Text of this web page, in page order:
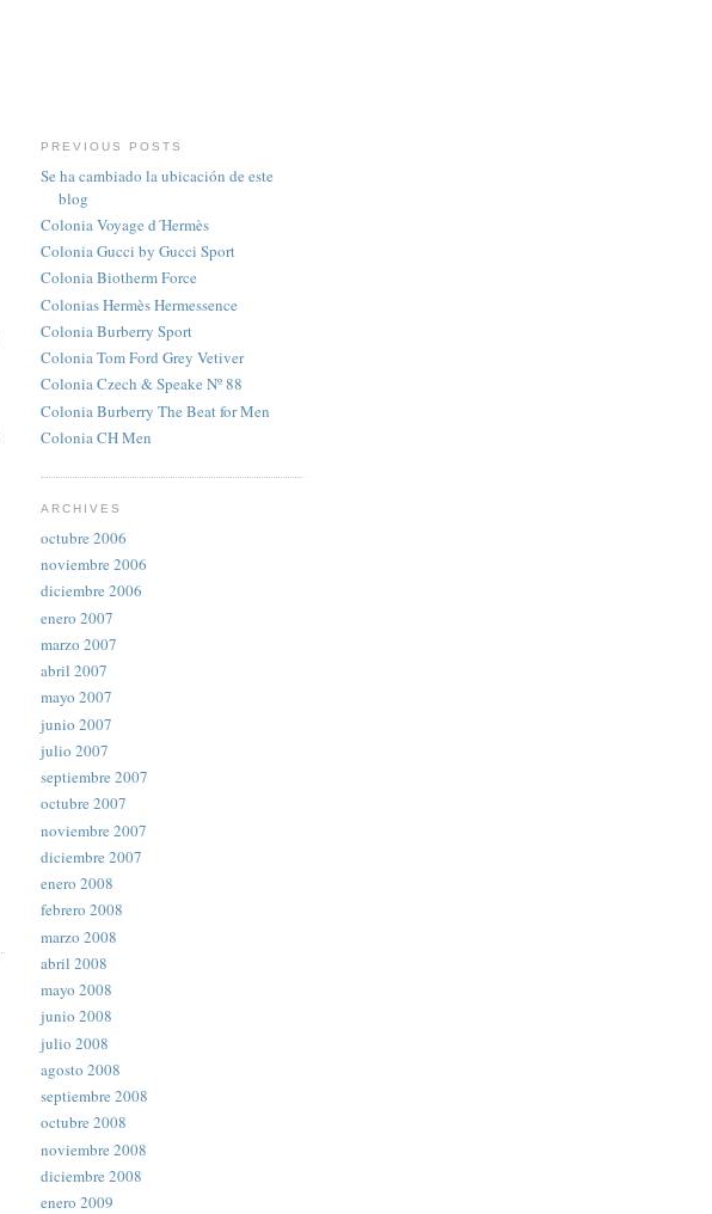
PREVIOUS POSTS
Se ha cambiado la ubicación de este
blog
Colonia Voyage d´Hermès
Colonia Gucci by Gucci Sport
Colonia Biotherm Force
Colonias Hermès Hermessence
Colonia Burberry Sport
Colonia Tom Ford Grey Vetiver
Colonia Czech & Speake Nº 88
Colonia Burberry The Beat for Men
Colonia CH Men
ARCHIVES
octubre 2006
noviembre 2006
diciembre 2006
enero 2007
marzo 2007
abril 2007
mayo 2007
junio 2007
julio 2007
septiembre 2007
octubre 2007
noviembre 2007
diciembre 2007
enero 2008
febrero 2008
marzo 2008
abril 2008
mayo 2008
junio 2008
julio 2008
agosto 2008
septiembre 2008
octubre 2008
noviembre 2008
diciembre 2008
enero 2009